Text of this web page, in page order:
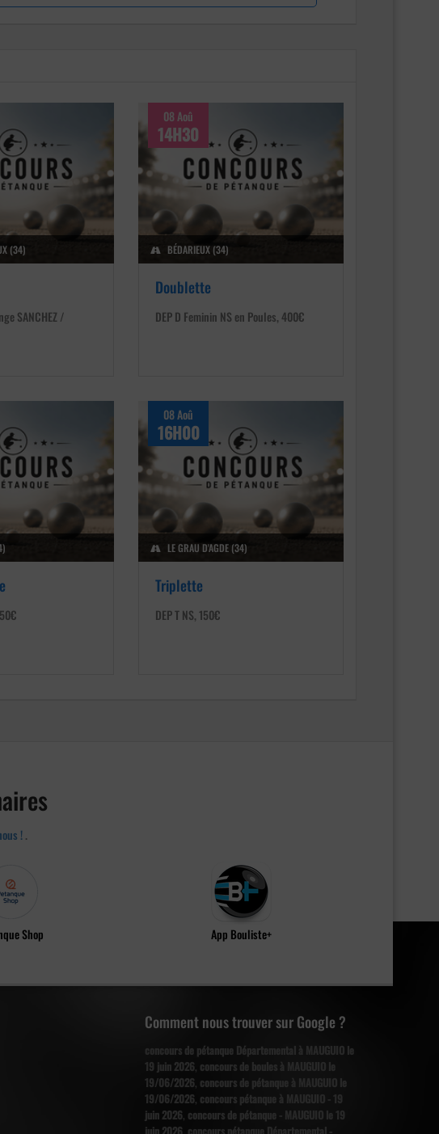
(34)
SANCHEZ /
08 Aoû
14H30
BÉDARIEUX (34)
Doublette
DEP D Feminin NS en Poules, 400€
08 Aoû
16H00
LE GRAU D'AGDE (34)
Triplette
DEP T NS, 150€
!.
Shop App Bouliste+
Comment nous trouver sur Google ?
concours de pétanque Départemental à MAUGUIO le
19 juin 2026, concours de boules à MAUGUIO le
19/06/2026, concours de pétanque à MAUGUIO le
19/06/2026, concours pétanque à MAUGUIO - 19
juin 2026, concours de pétanque - MAUGUIO le 19